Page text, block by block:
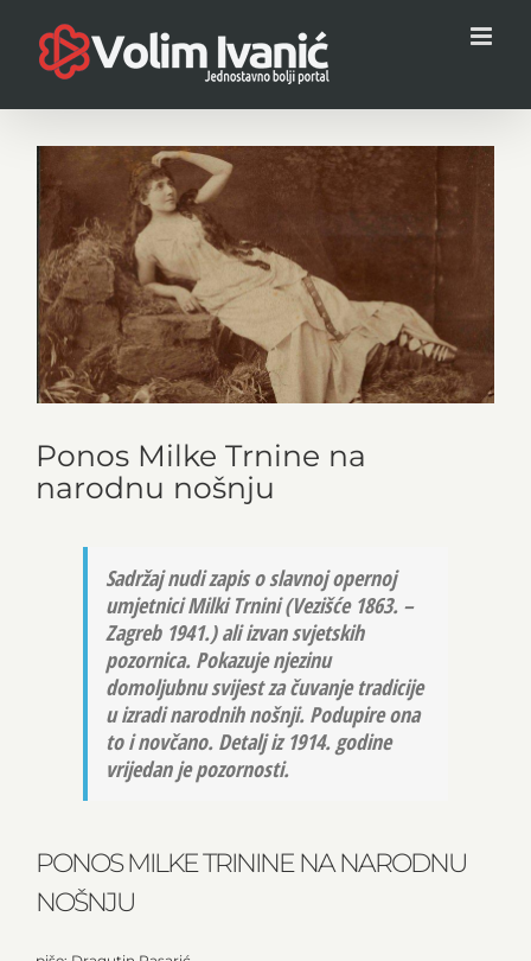
content
Larger
Image
Ponos Milke Trnine na
narodnu nošnju
Sadržaj nudi zapis o slavnoj opernoj
umjetnici Milki Trnini (Vezišće 1863. –
Zagreb 1941.) ali izvan svjetskih
pozornica. Pokazuje njezinu
domoljubnu svijest za čuvanje tradicije
u izradi narodnih nošnji. Podupire ona
to i novčano. Detalj iz 1914. godine
vrijedan je pozornosti.
PONOS MILKE TRININE NA NARODNU
NOŠNJU